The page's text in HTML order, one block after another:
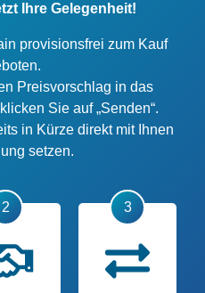
Ihre Gelegenheit!
provisionsfrei zum Kauf
Preisvorschlag in das
Sie auf „Senden“.
in Kürze direkt mit Ihnen
setzen.